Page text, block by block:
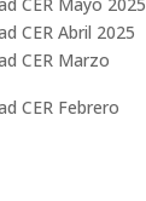
CER Abril 2025
CER Marzo
CER Febrero